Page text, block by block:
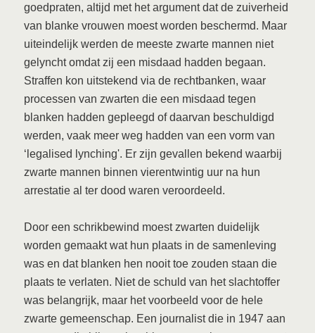
goedpraten, altijd met het argument dat de zuiverheid
van blanke vrouwen moest worden beschermd. Maar
uiteindelijk werden de meeste zwarte mannen niet
gelyncht omdat zij een misdaad hadden begaan.
Straffen kon uitstekend via de rechtbanken, waar
processen van zwarten die een misdaad tegen
blanken hadden gepleegd of daarvan beschuldigd
werden, vaak meer weg hadden van een vorm van
‘legalised lynching'. Er zijn gevallen bekend waarbij
zwarte mannen binnen vierentwintig uur na hun
arrestatie al ter dood waren veroordeeld.
Door een schrikbewind moest zwarten duidelijk
worden gemaakt wat hun plaats in de samenleving
was en dat blanken hen nooit toe zouden staan die
plaats te verlaten. Niet de schuld van het slachtoffer
was belangrijk, maar het voorbeeld voor de hele
zwarte gemeenschap. Een journalist die in 1947 aan